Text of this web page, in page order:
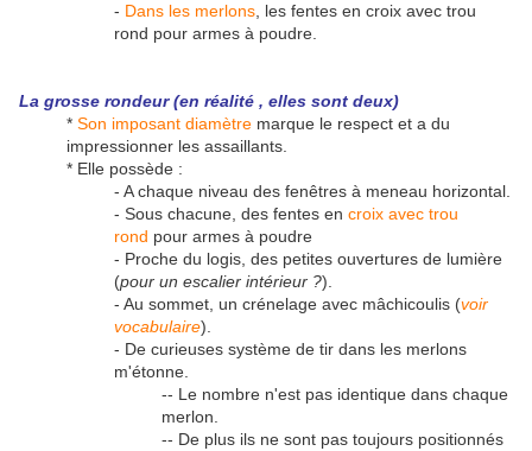
- Dans les merlons , les fentes en croix avec trou
rond pour armes à poudre.
La grosse rondeur (en réalité , elles sont deux)
* Son imposant diamètre marque le respect et a du
impressionner les assaillants.
* Elle possède :
- A chaque niveau des fenêtres à meneau horizontal.
- Sous chacune, des fentes en croix avec trou
rond pour armes à poudre
- Proche du logis, des petites ouvertures de lumière
(pour un escalier intérieur ?).
- Au sommet, un crénelage avec mâchicoulis (voir
vocabulaire).
- De curieuses système de tir dans les merlons
m'étonne.
-- Le nombre n'est pas identique dans chaque
merlon.
-- De plus ils ne sont pas toujours positionnés